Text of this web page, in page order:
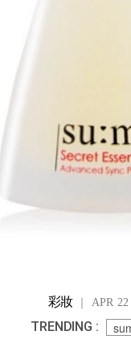
彩妝｜ APR
TRENDING :